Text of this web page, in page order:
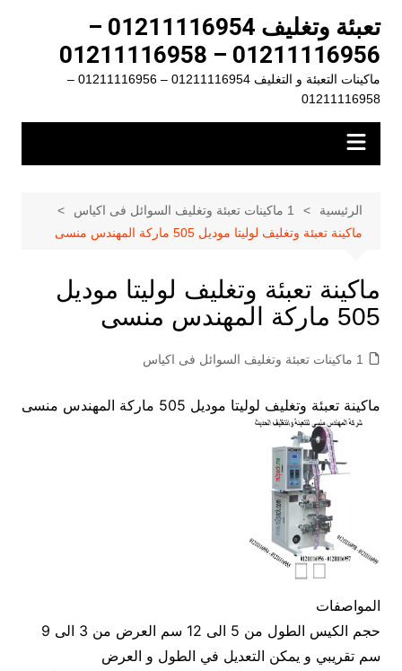
المحتوى
تعبئة وتغليف 01211116954 –
01211116956 – 01211116958
ماكينات التعبئة و التغليف 01211116954 – 01211116956 –
01211116958
الرئيسية
1 ماكينات تعبئة وتغليف السوائل فى اكياس
ماكينة تعبئة وتغليف لوليتا موديل 505 ماركة المهندس منسى
ماكينة تعبئة وتغليف لوليتا موديل
505 ماركة المهندس منسى
1 ماكينات تعبئة وتغليف السوائل فى اكياس
ماكينة تعبئة وتغليف لوليتا موديل 505 ماركة المهندس منسى
المواصفات
حجم الكيس الطول من 5 الى 12 سم العرض من 3 الى 9
سم تقريبي و يمكن التعديل في الطول و العرض